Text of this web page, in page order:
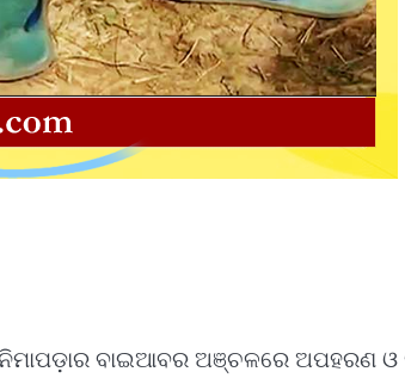
ବାଇଆବର ଅଞ୍ଚଳରେ ଅପହରଣ ଓ